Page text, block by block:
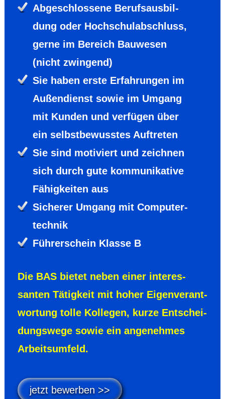
Abge­schlos­sene Berufs­aus­bil­
dung oder Hoch­schul­abschluss,
gerne im Bereich Bauwesen
(nicht zwin­gend)
Sie haben erste Erfah­rungen im
Außen­dienst sowie im Umgang
mit Kunden und ver­fügen über
ein selbst­bewusstes Auf­treten
Sie sind moti­viert und zeichnen
sich durch gute kommuni­kative
Fähig­keiten aus
Sicherer Umgang mit Computer­
technik
Führer­schein Klasse B
Die BAS bietet neben einer interes­
santen Tätig­keit mit hoher Eigen­verant­
wortung tolle Kollegen, kurze Entschei­
dungs­wege sowie ein ange­nehmes
Arbeits­umfeld.
jetzt bewerben >>